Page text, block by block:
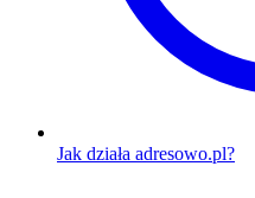
Jak działa adresowo.pl?